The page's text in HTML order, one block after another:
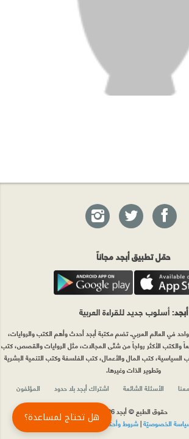
حمّل تطبيق أبجد مجاناً
أبجد: أسلوب جديد للقراءة العربية
في العالم العربي. تضم مكتبة أبجد أحدث وأهم الكتب والروايات،
والكتب الأكثر رواجاً من شتّى المجالات، مثل الروايات والقصص، كتب
السياسية، كتب المال والأعمال، كتب الفلسفة وكتب التنمية البشرية
وتطوير الذات وغيرها.
الأسئلة الشائعة اشتراك أبجد بلا حدود
المؤلفون
حقوق الطبع © أبجد 2026
الخصوصيّة|شروط وأحكام الاستخدامهل تحتاج لمساعدة؟